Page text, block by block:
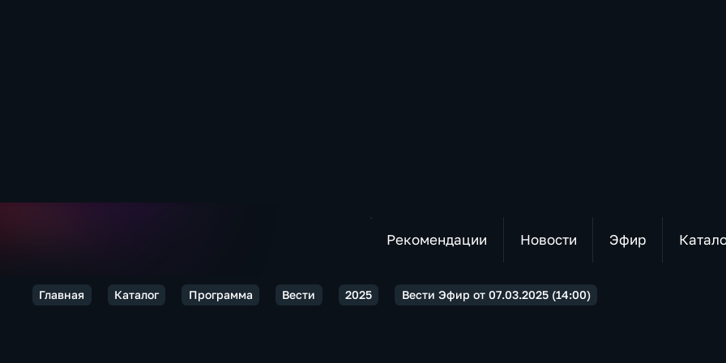
Рекомендации Новости Эфир
Главная Каталог Программа Вести 2025 Вести Эфир от 07.03.2025 (14:00)